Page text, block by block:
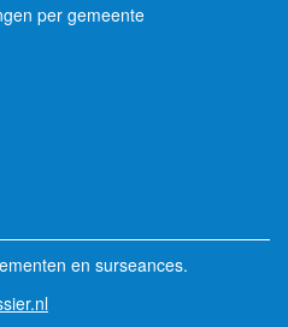
per gemeente
en surseances.